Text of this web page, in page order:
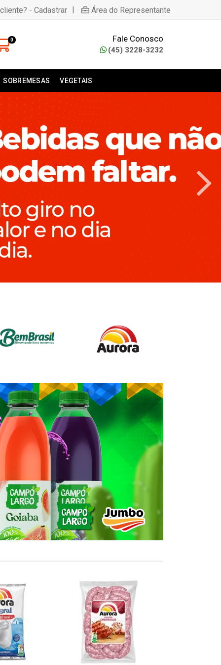
- Cadastrar | Área do Representante
0 Fale Conosco
(45) 3228-3232
SOBREMESAS VEGETAIS